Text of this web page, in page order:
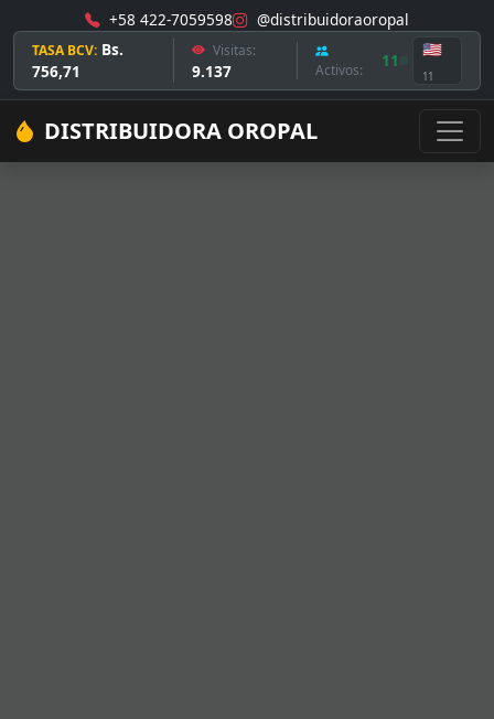
+58 422-7059598 @distribuidoraoropal
TASA BCV: Bs.
756,71
Visitas:
9.137 Activos: 11
🇺🇸
11
DISTRIBUIDORA OROPAL